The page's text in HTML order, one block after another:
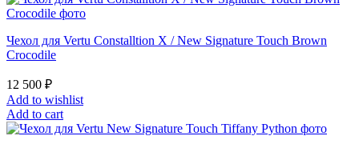
Чехол для Vertu Constalltion X / New Signature Touch Brown
Crocodile
12 500 ₽
Add to wishlist
Add to cart